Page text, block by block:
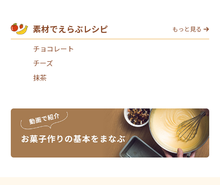
素材でえらぶレシピ もっと見る
チョコレート
チーズ
抹茶